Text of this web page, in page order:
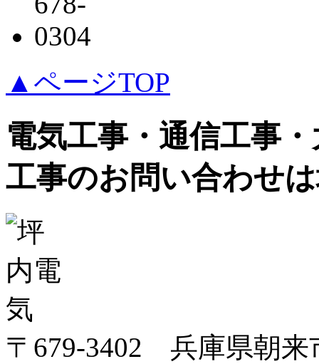
▲ページTOP
電気工事・通信工事
工事のお問い合わせ
〒679-3402 兵庫県朝来